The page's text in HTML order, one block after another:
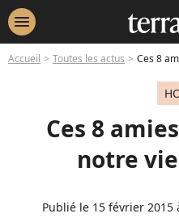
menu
Accueil Toutes les actus Ces 8
Ces 8
notre
Publié le 15 février 2015